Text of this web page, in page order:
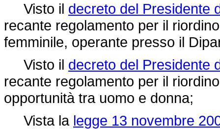
Visto il decreto del Presidente
recante regolamento per il
femminile, operante presso il
Visto il decreto del Presidente
recante regolamento per il
opportunità tra uomo e donna;
Vista la legge 13 novembre